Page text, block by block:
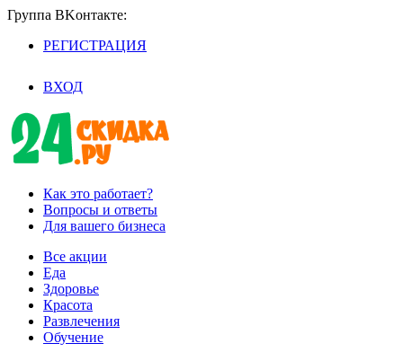
Группа BKoнтaктe:
РЕГИСТРАЦИЯ
ВХОД
Как это работает?
Вопросы и ответы
Для вашего бизнеса
Все акции
Еда
Здоровье
Красота
Развлечения
Обучение